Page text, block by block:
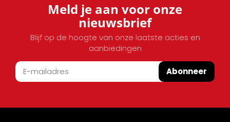
Meld je aan voor onze
nieuwsbrief
Blijf op de hoogte van onze laatste acties en
aanbiedingen
Abonneer